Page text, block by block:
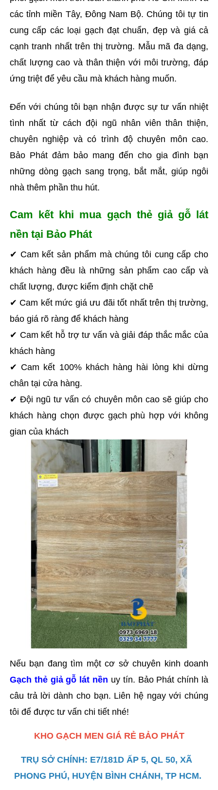
các tỉnh miền Tây, Đông Nam Bộ. Chúng tôi tự tin
cung cấp các loại gạch đạt chuẩn, đẹp và giá cả
cạnh tranh nhất trên thị trường. Mẫu mã đa dạng,
chất lượng cao và thân thiện với môi trường, đáp
ứng triệt để yêu cầu mà khách hàng muốn.
Đến với chúng tôi bạn nhận được sự tư vấn nhiệt
tình nhất từ cách đội ngũ nhân viên thân thiện,
chuyên nghiệp và có trình độ chuyên môn cao.
Bảo Phát đảm bảo mang đến cho gia đình bạn
những dòng gạch sang trọng, bắt mắt, giúp ngôi
nhà thêm phần thu hút.
Cam kết khi mua gạch thẻ giả gỗ lát
nền tại Bảo Phát
✔ Cam kết sản phẩm mà chúng tôi cung cấp cho
khách hàng đều là những sản phẩm cao cấp và
chất lượng, được kiểm định chặt chẽ
✔ Cam kết mức giá ưu đãi tốt nhất trên thị trường,
báo giá rõ ràng để khách hàng
✔ Cam kết hỗ trợ tư vấn và giải đáp thắc mắc của
khách hàng
✔ Cam kết 100% khách hàng hài lòng khi dừng
chân tại cửa hàng.
✔ Đội ngũ tư vấn có chuyên môn cao sẽ giúp cho
khách hàng chọn được gạch phù hợp với không
gian của khách
Gạch thẻ giả gỗ lát nền uy tín. Bảo Phát chính là
câu trả lời dành cho bạn. Liên hệ ngay với chúng
tôi để được tư vấn chi tiết nhé!
KHO GẠCH MEN GIÁ RẺ BẢO PHÁT
TRỤ SỞ CHÍNH: E7/181D ẤP 5, QL 50, XÃ
PHONG PHÚ, HUYỆN BÌNH CHÁNH, TP HCM.